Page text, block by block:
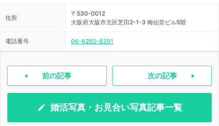
住所
〒530-0012
大阪府大阪市北区芝田2-1-3 梅仙堂ビル5階
電話番号 06-6292-8291
前の記事 次の記事
婚活写真・お見合い写真記事一覧